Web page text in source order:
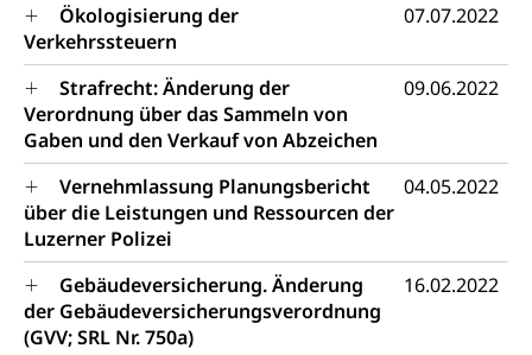
Ökologisierung der
Verkehrssteuern
07.07.2022
Strafrecht: Änderung der
Verordnung über das Sammeln von
Gaben und den Verkauf von Abzeichen
09.06.2022
Vernehmlassung Planungsbericht
über die Leistungen und Ressourcen der
Luzerner Polizei
04.05.2022
Gebäudeversicherung. Änderung
der Gebäudeversicherungsverordnung
(GVV; SRL Nr. 750a)
16.02.2022
Finanzausgleich, Einkommenssteuer, Kopfsteuer,
Personalsteuer, Haushaltssteuer, Vermögenssteuer,
Verrechnungssteuer, Quellensteuer,
Grundstückgewinnsteuer, Liegenschaftssteuer,
Handänderungssteuer, Grundsteuer, Kirchensteuer,
Gewerbesteuer, Vergnügungssteuer,
Reklameplakatsteuer, Verkehrssteuer,
Erbschaftssteuer, Schenkungssteuer, Gewinn- und
Kapitalsteuer
Steuern (Dienststelle)
Ombudsstellen
Vermittler, Vermittlungsstelle, Schlichtungsstelle,
Vermittlung, Schlichtung, Mediation